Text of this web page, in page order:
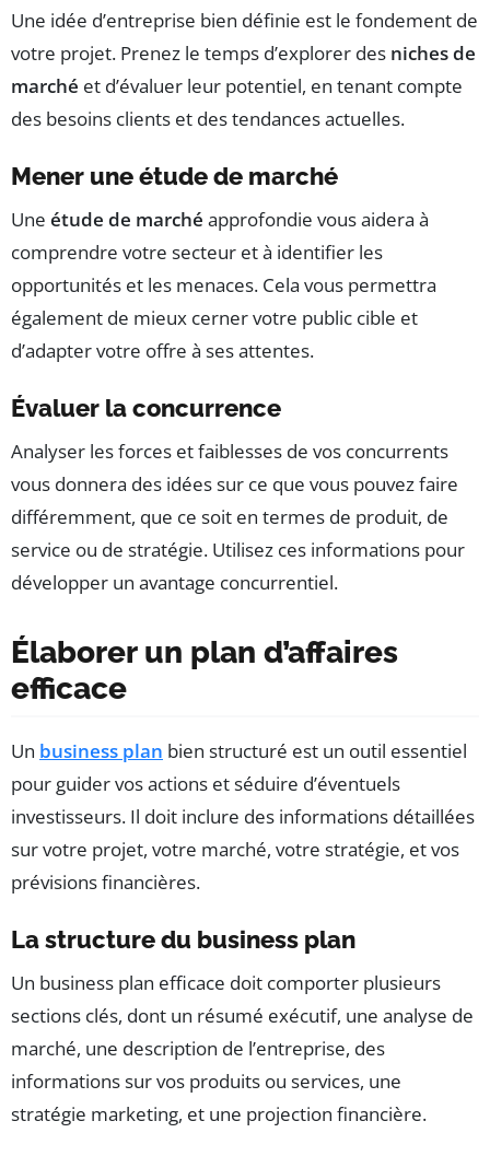
Une idée d’entreprise bien définie est le fondement de
votre projet. Prenez le temps d’explorer des niches de
marché et d’évaluer leur potentiel, en tenant compte
des besoins clients et des tendances actuelles.
Mener une étude de marché
Une étude de marché approfondie vous aidera à
comprendre votre secteur et à identifier les
opportunités et les menaces. Cela vous permettra
également de mieux cerner votre public cible et
d’adapter votre offre à ses attentes.
Évaluer la concurrence
Analyser les forces et faiblesses de vos concurrents
vous donnera des idées sur ce que vous pouvez faire
différemment, que ce soit en termes de produit, de
service ou de stratégie. Utilisez ces informations pour
développer un avantage concurrentiel.
Élaborer un plan d’affaires
efficace
Un business plan bien structuré est un outil essentiel
pour guider vos actions et séduire d’éventuels
investisseurs. Il doit inclure des informations détaillées
sur votre projet, votre marché, votre stratégie, et vos
prévisions financières.
La structure du business plan
Un business plan efficace doit comporter plusieurs
sections clés, dont un résumé exécutif, une analyse de
marché, une description de l’entreprise, des
informations sur vos produits ou services, une
stratégie marketing, et une projection financière.